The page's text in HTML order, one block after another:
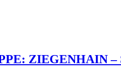
ZIEGENHAIN